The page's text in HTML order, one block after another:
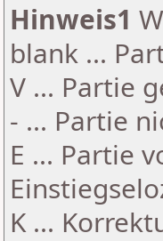
Hinweis1
blank ...
V ... Partie
- ... Partie
E ... Partie
K ...